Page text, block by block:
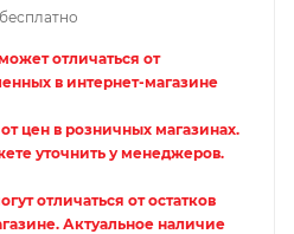
отличаться от
в интернет-магазине
цен в розничных магазинах.
уточнить у менеджеров.
отличаться от остатков
Актуальное наличие